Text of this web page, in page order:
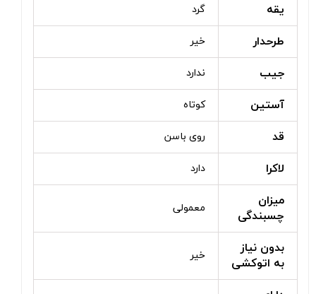
یقه گرد
طرحدار خیر
جیب ندارد
آستین کوتاه
قد روی باسن
لاکرا دارد
میزان
چسبندگی
معمولی
بدون نیاز
به اتوکشی
خیر